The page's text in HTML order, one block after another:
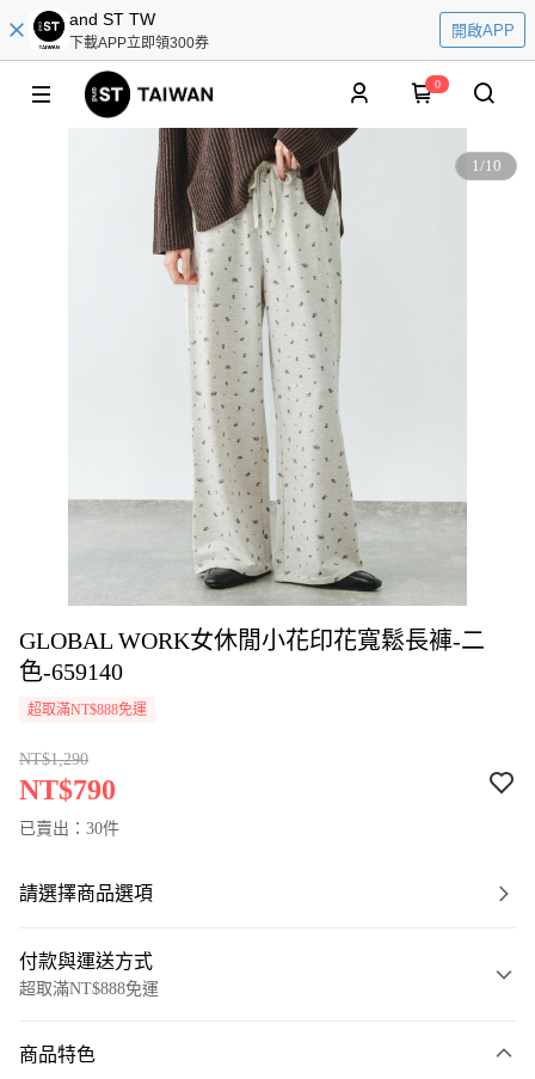
and ST TW
下載APP立即領300券
開啟APP
0
1/10
GLOBAL WORK女休閒小花印花寬鬆長褲-二
色-659140
超取滿NT$888免運
NT$1,290
NT$790
已賣出：30件
請選擇商品選項
付款與運送方式
超取滿NT$888免運
信用卡一次付款
商品特色